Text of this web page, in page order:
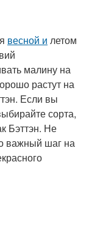
весной и летом
малину на
растут на
Если вы
сорта,
Бэттэн. Не
важный шаг на